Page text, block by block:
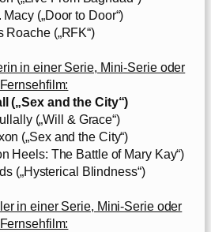
(„Door to Door“)
Roache („RFK“)
in einer Serie, Mini-Serie oder
Fernsehfilm:
(„Sex and the City“)
(„Will & Grace“)
(„Sex and the City“)
Heels: The Battle of Mary Kay“)
(„Hysterical Blindness“)
in einer Serie, Mini-Serie oder
Fernsehfilm: